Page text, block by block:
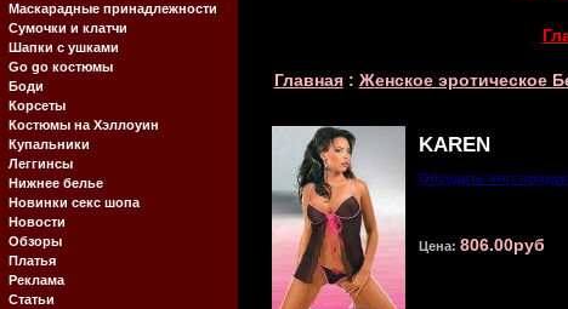
Маскарадные принадлежности
Сумочки и клатчи
Шапки с ушками
Go go костюмы
Боди
Корсеты
Костюмы на Хэллоуин
Купальники
Леггинсы
Нижнее белье
Новинки секс шопа
Новости
Обзоры
Платья
Реклама
Статьи
Главная: Женское эротическое
KAREN
Обсудить этот
Цена: 806.00руб